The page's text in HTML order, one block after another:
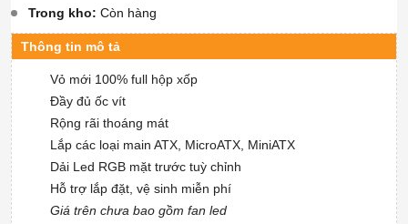
Trong kho: Còn hàng
Thông tin mô tả
Vỏ mới 100% full hộp xốp
Đầy đủ ốc vít
Rộng rãi thoáng mát
Lắp các loại main ATX, MicroATX, MiniATX
Dải Led RGB mặt trước tuỳ chỉnh
Hỗ trợ lắp đặt, vệ sinh miễn phí
Giá trên chưa bao gồm fan led